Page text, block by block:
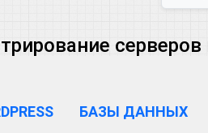
серверов
БАЗЫ ДАННЫХ